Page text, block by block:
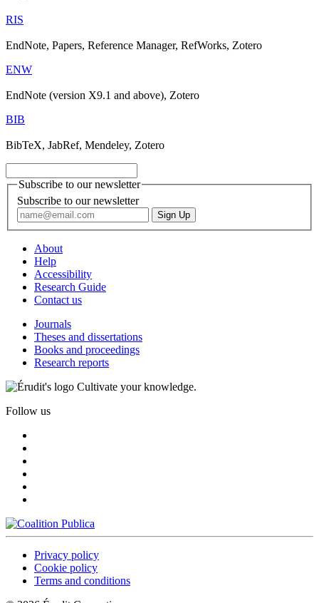
RIS
EndNote, Papers, Reference Manager, RefWorks, Zotero
ENW
EndNote (version X9.1 and above), Zotero
BIB
BibTeX, JabRef, Mendeley, Zotero
Subscribe to our newsletter
Subscribe to our newsletter
About
Help
Accessibility
Research Guide
Contact us
Journals
Theses and dissertations
Books and proceedings
Research reports
Cultivate your knowledge.
Follow us
Privacy policy
Cookie policy
Terms and conditions